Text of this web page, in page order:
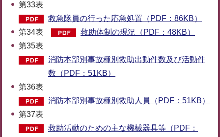
第33表
救急隊員の行った応急処置（PDF：86KB）
第34表
救助体制の現況（PDF：48KB）
第35表
消防本部別事故種別救助出動件数及び活動件
数（PDF：51KB）
第36表
消防本部別事故種別救助人員（PDF：51KB）
第37表
救助活動のための主な機械器具等（PDF：